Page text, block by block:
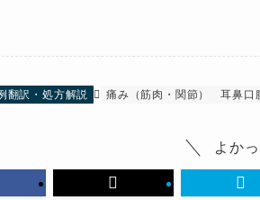
翻訳・処方解説 痛み（筋肉・関節） 耳鼻口
よか